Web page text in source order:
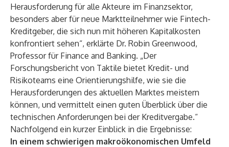
Herausforderung für alle Akteure im Finanzsektor,
besonders aber für neue Marktteilnehmer wie Fintech-
Kreditgeber, die sich nun mit höheren Kapitalkosten
konfrontiert sehen“, erklärte Dr. Robin Greenwood,
Professor für Finance and Banking. „Der
Forschungsbericht von Taktile bietet Kredit- und
Risikoteams eine Orientierungshilfe, wie sie die
Herausforderungen des aktuellen Marktes meistern
können, und vermittelt einen guten Überblick über die
technischen Anforderungen bei der Kreditvergabe.“
Nachfolgend ein kurzer Einblick in die Ergebnisse:
In einem schwierigen makroökonomischen Umfeld